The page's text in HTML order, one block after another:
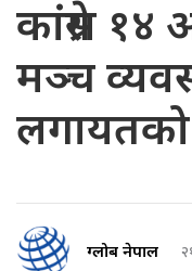
कांग्रेस
मञ्च
लगायतको
ग्लोब नेपाल